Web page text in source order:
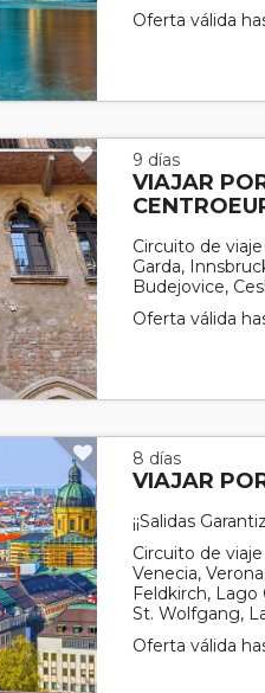
Oferta válida
9 días
VIAJAR
Circuito de
Garda,
Budejovice,
Oferta válida
8 días
VIAJAR
¡¡Salidas
Circuito de
Venecia,
Feldkirch, Lago
St. Wolfgang,
Oferta válida